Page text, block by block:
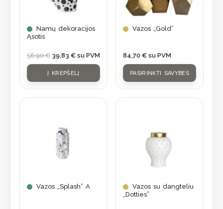
Namų dekoracijos
Ąsotis
56,90€ 39,83 € su PVM
Į KREPŠELĮ
Vazos „Gold”
84,70 € su PVM
PASIRINKTI SAVYBES
The
options
may
chosen
on
the
product
page
Vazos „Splash” A
Vazos su dangteliu
„Dotties”